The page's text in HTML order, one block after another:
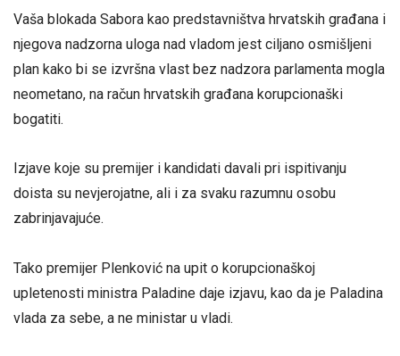
Vaša blokada Sabora kao predstavništva hrvatskih građana i
njegova nadzorna uloga nad vladom jest ciljano osmišljeni
plan kako bi se izvršna vlast bez nadzora parlamenta mogla
neometano, na račun hrvatskih građana korupcionaški
bogatiti.
Izjave koje su premijer i kandidati davali pri ispitivanju
doista su nevjerojatne, ali i za svaku razumnu osobu
zabrinjavajuće.
Tako premijer Plenković na upit o korupcionaškoj
upletenosti ministra Paladine daje izjavu, kao da je Paladina
vlada za sebe, a ne ministar u vladi.